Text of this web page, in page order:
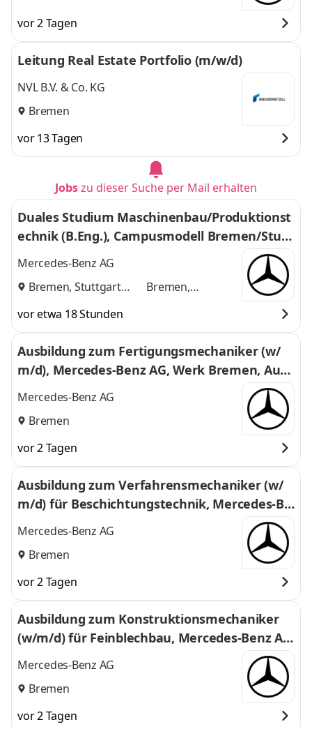
vor 2 Tagen
Leitung Real Estate Portfolio (m/w/d)
NVL B.V. & Co. KG
Bremen
vor 13 Tagen
Jobszu dieser Suche per Mail erhalten
Duales Studium Maschinenbau/Produktionst
echnik (B.Eng.), Campusmodell Bremen/Stutt
gart 2026 (w/m/d)
Mercedes-Benz AG
Bremen, Stuttgart
Bremen,
vor etwa 18 Stunden
Ausbildung zum Fertigungsmechaniker (w/
m/d), Mercedes-Benz AG, Werk Bremen, Ausb
ildungsbeginn 01.09.2027
Mercedes-Benz AG
Bremen
vor 2 Tagen
Ausbildung zum Verfahrensmechaniker (w/
m/d) für Beschichtungstechnik, Mercedes-Be
nz AG, Werk Bremen, Ausbildungsbeginn 01.0
Mercedes-Benz AG
Bremen
vor 2 Tagen
Ausbildung zum Konstruktionsmechaniker
(w/m/d) für Feinblechbau, Mercedes-Benz A
G, Werk Bremen, Ausbildungsbeginn 01.09.20
Mercedes-Benz AG
Bremen
vor 2 Tagen